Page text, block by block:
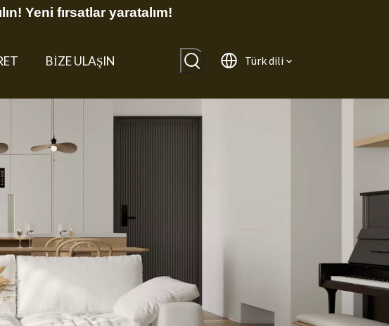
Yeni fırsatlar yaratalım!
BİZE ULAŞIN Türk dili